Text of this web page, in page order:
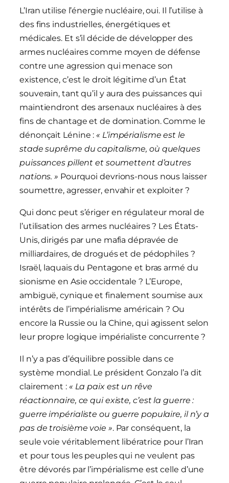
L’Iran utilise l’énergie nucléaire, oui. Il l’utilise à
des fins industrielles, énergétiques et
médicales. Et s’il décide de développer des
armes nucléaires comme moyen de défense
contre une agression qui menace son
existence, c’est le droit légitime d’un État
souverain, tant qu’il y aura des puissances qui
maintiendront des arsenaux nucléaires à des
fins de chantage et de domination. Comme le
dénonçait Lénine : « L’impérialisme est le
stade suprême du capitalisme, où quelques
puissances pillent et soumettent d’autres
nations. » Pourquoi devrions-nous nous laisser
soumettre, agresser, envahir et exploiter ?
Qui donc peut s’ériger en régulateur moral de
l’utilisation des armes nucléaires ? Les États-
Unis, dirigés par une mafia dépravée de
milliardaires, de drogués et de pédophiles ?
Israël, laquais du Pentagone et bras armé du
sionisme en Asie occidentale ? L’Europe,
ambiguë, cynique et finalement soumise aux
intérêts de l’impérialisme américain ? Ou
encore la Russie ou la Chine, qui agissent selon
leur propre logique impérialiste concurrente ?
Il n’y a pas d’équilibre possible dans ce
système mondial. Le président Gonzalo l’a dit
clairement : « La paix est un rêve
réactionnaire, ce qui existe, c’est la guerre :
guerre impérialiste ou guerre populaire, il n’y a
pas de troisième voie ». Par conséquent, la
seule voie véritablement libératrice pour l’Iran
et pour tous les peuples qui ne veulent pas
être dévorés par l’impérialisme est celle d’une